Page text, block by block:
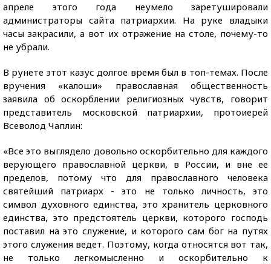
апреле этого года неумело заретушировали
администраторы сайта патриархии. На руке владыки
часы закрасили, а вот их отражение на столе, почему-то
не убрали.
В рунете этот казус долгое время был в топ-темах. После
вручения «калоши» православная общественность
заявила об оскорблении религиозных чувств, говорит
представитель московской патриархии, протоиерей
Всеволод Чаплин:
«Все это выглядело довольно оскорбительно для каждого
верующего православной церкви, в России, и вне ее
пределов, потому что для православного человека
святейший патриарх - это не только личность, это
символ духовного единства, это хранитель церковного
единства, это предстоятель церкви, которого господь
поставил на это служение, и которого сам бог на путях
этого служения ведет. Поэтому, когда относятся вот так,
не только легкомысленно и оскорбительно к